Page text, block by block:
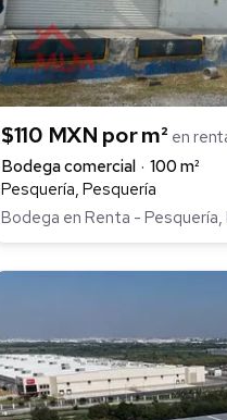
$110 MXN por m² en
Bodega comercial
100 m²
Pesquería, Pesquería
Bodega en Renta - Pesquería,